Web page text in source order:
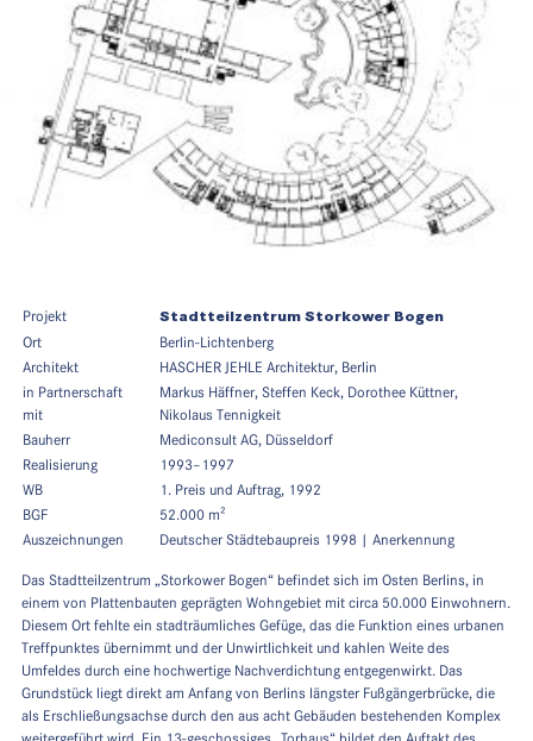
Projekt Stadtteilzentrum Storkower Bogen
Ort
Berlin-Lichtenberg
Architekt
HASCHER JEHLE Architektur, Berlin
in Partnerschaft
mit
Markus Häffner, Steffen Keck, Dorothee Küttner,
Nikolaus Tennigkeit
Bauherr
Mediconsult AG, Düsseldorf
Realisierung
1993–1997
WB
1. Preis und Auftrag, 1992
BGF
52.000 m²
Auszeichnungen
Deutscher Städtebaupreis 1998 | Anerkennung
Das Stadtteilzentrum „Storkower Bogen“ befindet sich im Osten Berlins, in
einem von Plattenbauten geprägten Wohngebiet mit circa 50.000 Einwohnern.
Diesem Ort fehlte ein stadträumliches Gefüge, das die Funktion eines urbanen
Treffpunktes übernimmt und der Unwirtlichkeit und kahlen Weite des
Umfeldes durch eine hochwertige Nachverdichtung entgegenwirkt. Das
Grundstück liegt direkt am Anfang von Berlins längster Fußgängerbrücke, die
als Erschließungsachse durch den aus acht Gebäuden bestehenden Komplex